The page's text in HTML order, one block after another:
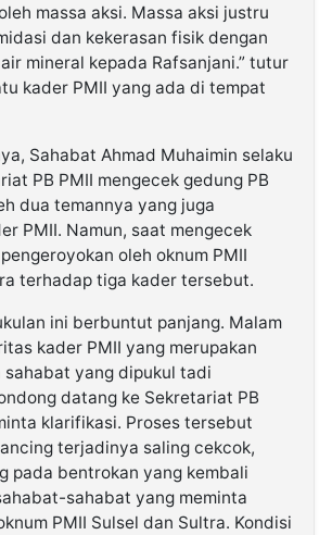
massa aksi. Massa aksi justru
dan kekerasan fisik dengan
mineral kepada Rafsanjani.” tutur
kader PMII yang ada di tempat
Sahabat Ahmad Muhaimin selaku
PB PMII mengecek gedung PB
dua temannya yang juga
PMII. Namun, saat mengecek
oleh oknum PMII
terhadap tiga kader tersebut.
ini berbuntut panjang. Malam
kader PMII yang merupakan
yang dipukul tadi
datang ke Sekretariat PB
klarifikasi. Proses tersebut
terjadinya saling cekcok,
pada bentrokan yang kembali
sahabat yang meminta
PMII Sulsel dan Sultra. Kondisi